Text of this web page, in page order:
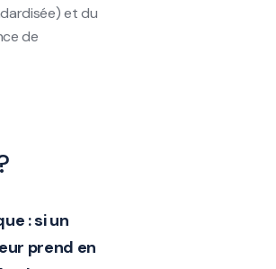
et du
de
: si un
prend en